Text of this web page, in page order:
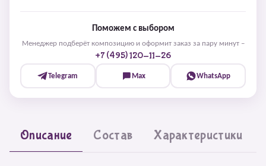
Поможем с выбором
Менеджер подберёт композицию и оформит заказ за пару минут –
+7 (495) 120-11-26
Telegram Max WhatsApp
Описание Состав Характеристики